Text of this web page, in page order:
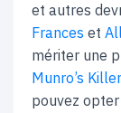
et autres
Frances et
mériter une
Munro’s Killer
pouvez